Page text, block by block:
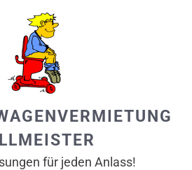
für jeden Anlass!